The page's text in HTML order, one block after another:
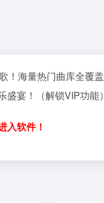
！海量热门曲库全覆
宴！（解锁VIP功能）
入软件！